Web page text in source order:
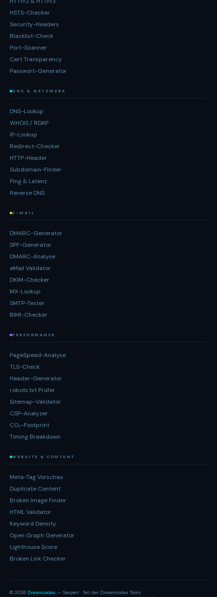
HSTS-Checker
Security-Headers
Blacklist-Check
Port-Scanner
Cert Transparency
Passwort-Generator
DNS & NETZWERK
DNS-Lookup
WHOIS / RDAP
IP-Lookup
Redirect-Checker
HTTP-Header
Subdomain-Finder
Ping & Latenz
Reverse DNS
E-MAIL
DMARC-Generator
SPF-Generator
DMARC-Analyse
eMail Validator
DKIM-Checker
MX-Lookup
SMTP-Tester
BIMI-Checker
PERFORMANCE
PageSpeed-Analyse
TLS-Check
Header-Generator
robots.txt Prüfer
Sitemap-Validator
CSP-Analyzer
CO₂-Footprint
Timing Breakdown
WEBSITE & CONTENT
Meta-Tag Vorschau
Duplicate Content
Broken Image Finder
HTML Validator
Keyword Density
Open Graph Generator
Lighthouse Score
Broken Link Checker
© 2026 Dreamcodes — Seopen · Teil der Dreamcodes Tools